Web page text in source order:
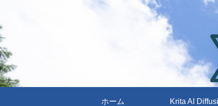
ホーム Krita AI